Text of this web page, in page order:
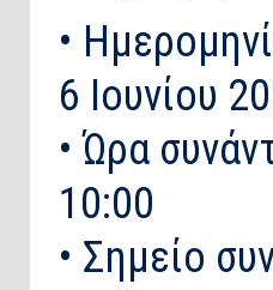
•
6 Ιουνίου
• Ώρα
10:00
• Σημείο